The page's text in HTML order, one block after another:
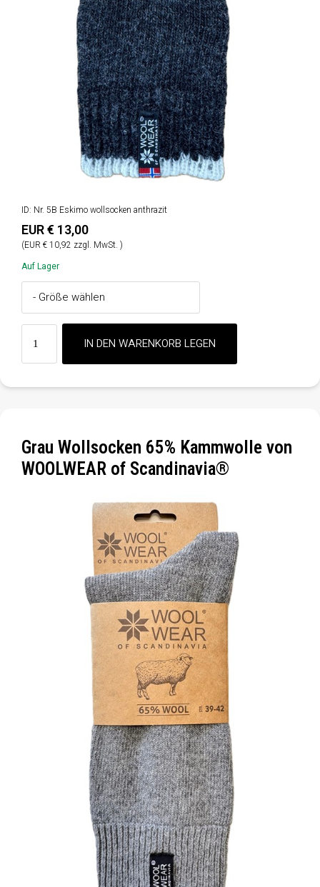
ID: Nr. 5B Eskimo wollsocken anthrazit
EUR € 13,00
(EUR € 10,92 zzgl. MwSt. )
Auf Lager
Grau Wollsocken 65% Kammwolle von
WOOLWEAR of Scandinavia®